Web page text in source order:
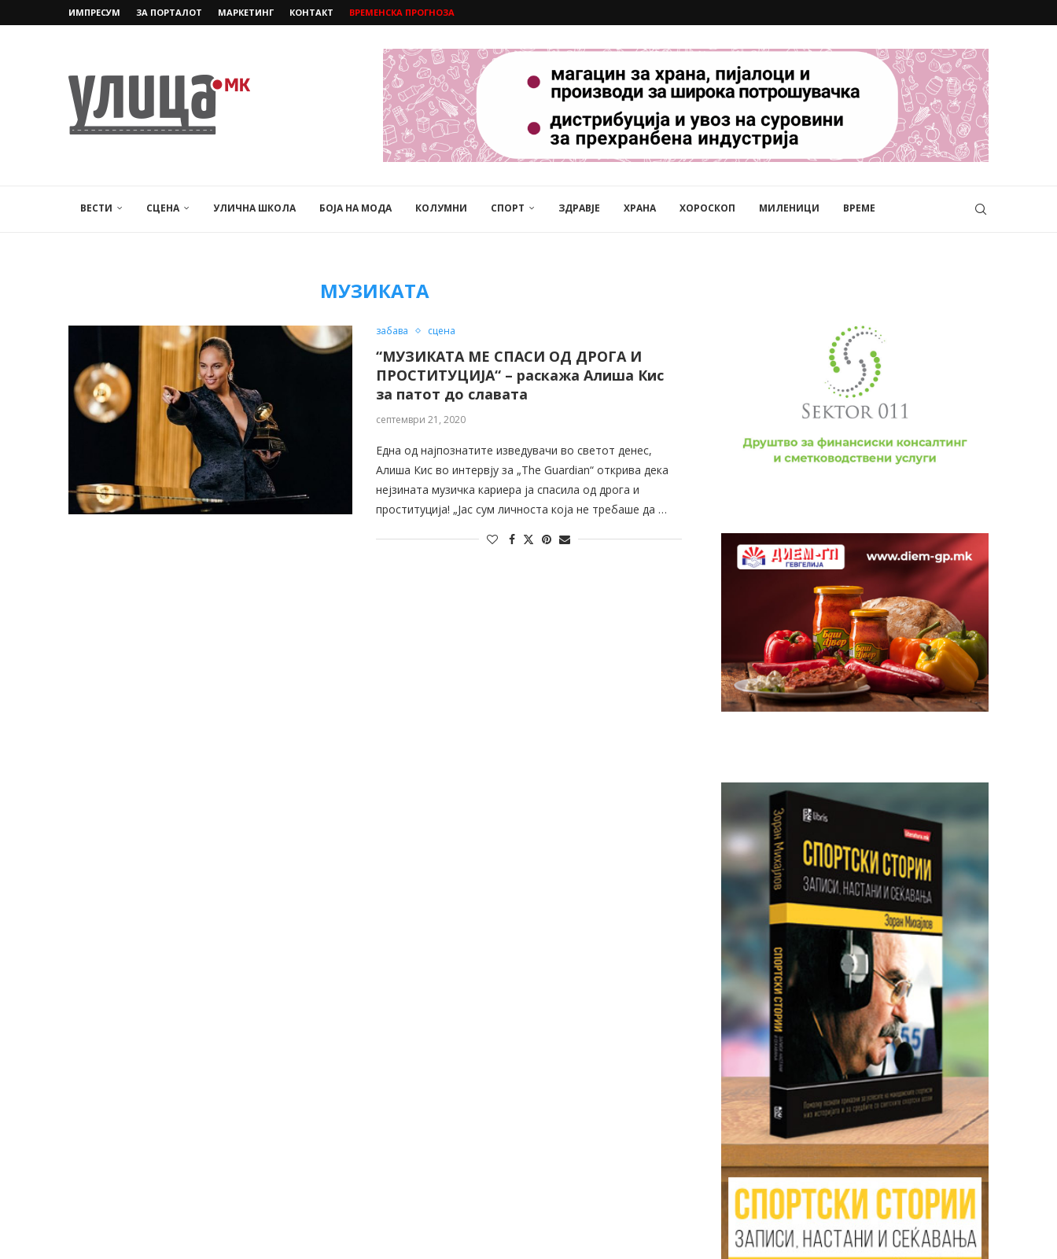
ИМПРЕСУМ ЗА ПОРТАЛОТ МАРКЕТИНГ КОНТАКТ ВРЕМЕНСКА ПРОГНОЗА
ВЕСТИ СЦЕНА УЛИЧНА ШКОЛА БОЈА НА МОДА КОЛУМНИ СПОРТ ЗДРАВЈЕ ХРАНА ХОРОСКОП МИЛЕНИЦИ ВРЕМЕ
МУЗИКАТА
забава сцена
“МУЗИКАТА МЕ СПАСИ ОД ДРОГА И
ПРОСТИТУЦИЈА“ – раскажа Алиша Кис
за патот до славата
септември 21, 2020
Eдна од најпознатите изведувачи во светот денес,
Алиша Кис во интервју за „The Guardian“ открива дека
нејзината музичка кариера ја спасила од дрога и
проституција! „Јас сум личноста која не требаше да …